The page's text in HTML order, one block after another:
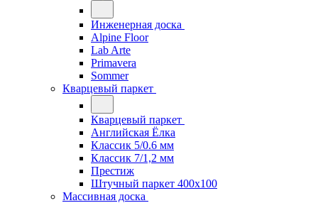
Инженерная доска
Alpine Floor
Lab Arte
Primavera
Sommer
Кварцевый паркет
Кварцевый паркет
Английская Ёлка
Классик 5/0.6 мм
Классик 7/1,2 мм
Престиж
Штучный паркет 400x100
Массивная доска